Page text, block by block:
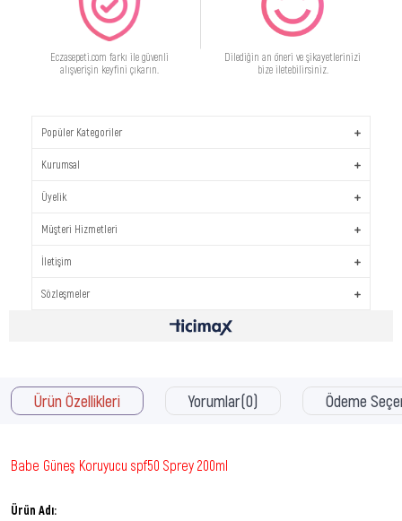
Eczasepeti.com farkı ile güvenli
alışverişin keyfini çıkarın.
Dilediğin an öneri ve şikayetlerinizi
bize iletebilirsiniz.
Popüler Kategoriler
Kurumsal
Üyelik
Müşteri Hizmetleri
İletişim
Sözleşmeler
Ürün Özellikleri Yorumlar(0) Ödeme
Babe Güneş Koruyucu spf50 Sprey 200ml
Ürün Adı: